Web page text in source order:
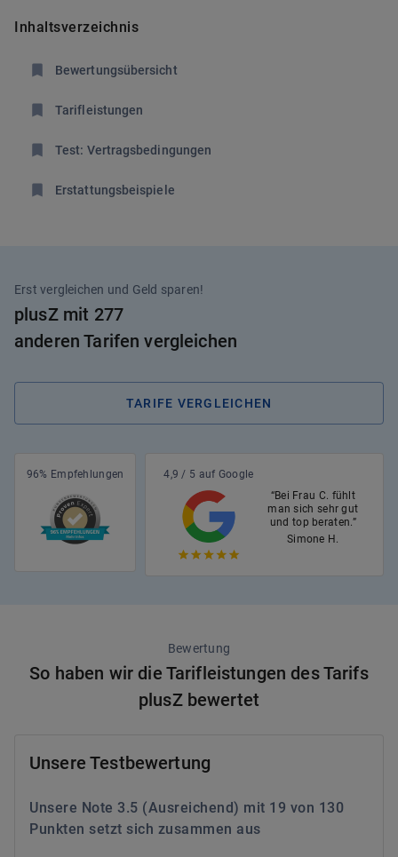
Inhaltsverzeichnis
Bewertungsübersicht
Tarifleistungen
Test: Vertragsbedingungen
Erstattungsbeispiele
Erst vergleichen und Geld sparen!
plusZ mit 277
anderen Tarifen vergleichen
TARIFE VERGLEICHEN
96% Empfehlungen
4,9 / 5 auf Google
“Bei Frau C. fühlt
man sich sehr gut
und top beraten.”
Simone H.
Bewertung
So haben wir die Tarifleistungen des Tarifs
plusZ bewertet
Unsere Testbewertung
Unsere Note 3.5 (Ausreichend) mit 19 von 130
Punkten setzt sich zusammen aus